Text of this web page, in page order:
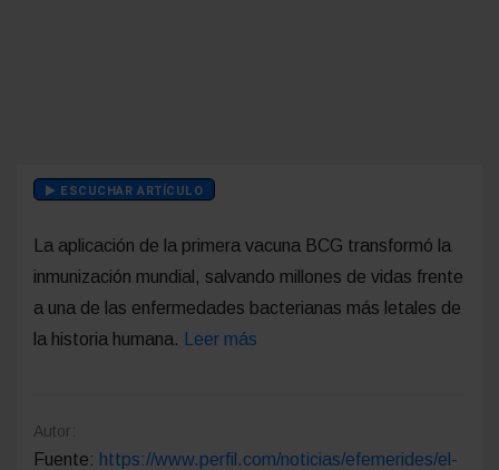
ESCUCHAR ARTÍCULO
La aplicación de la primera vacuna BCG transformó la
inmunización mundial, salvando millones de vidas frente
a una de las enfermedades bacterianas más letales de
la historia humana.
Leer más
Autor:
Fuente: https://www.perfil.com/noticias/efemerides/el-